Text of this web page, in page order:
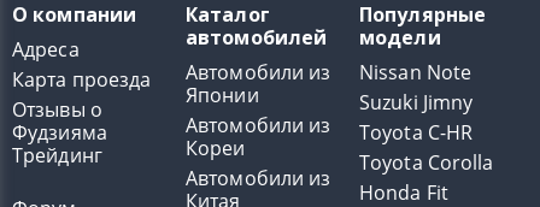
О компании
Адреса
Карта проезда
Отзывы о
Фудзияма
Трейдинг
Каталог
автомобилей
Автомобили из
Японии
Автомобили из
Кореи
Автомобили из
Китая
Популярные
модели
Nissan Note
Suzuki Jimny
Toyota C-HR
Toyota Corolla
Honda Fit